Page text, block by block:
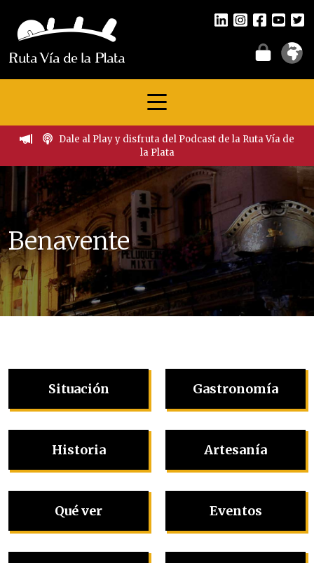
Dale al Play y disfruta del Podcast de la Ruta Vía de
la Plata
Benavente
Situación
Historia
Qué ver
Gastronomía
Artesanía
Eventos